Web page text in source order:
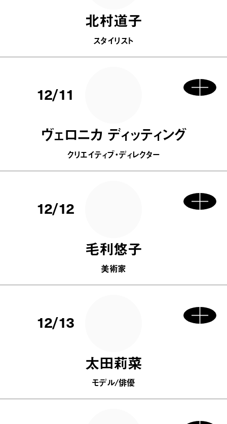
北村道子
スタイリスト
12/11
ヴェロニカ ディッティング
クリエイティブ・ディレクター
12/12
毛利悠子
美術家
12/13
太田莉菜
モデル/俳優